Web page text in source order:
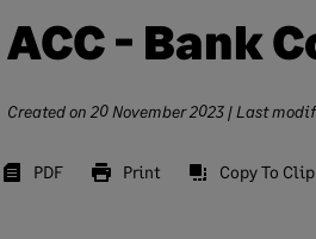
ACC - Bank
Created on 20 November 2023 | Last
PDF Print Copy To